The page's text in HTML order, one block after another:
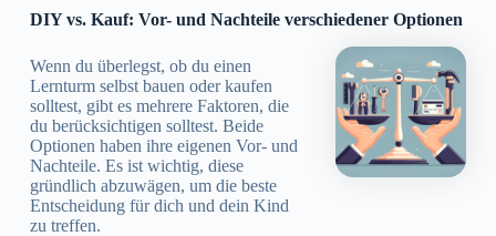
DIY vs. Kauf: Vor- und Nachteile verschiedener Optionen
Wenn du überlegst, ob du einen
Lernturm selbst bauen oder kaufen
solltest, gibt es mehrere Faktoren, die
du berücksichtigen solltest. Beide
Optionen haben ihre eigenen Vor- und
Nachteile. Es ist wichtig, diese
gründlich abzuwägen, um die beste
Entscheidung für dich und dein Kind
zu treffen.